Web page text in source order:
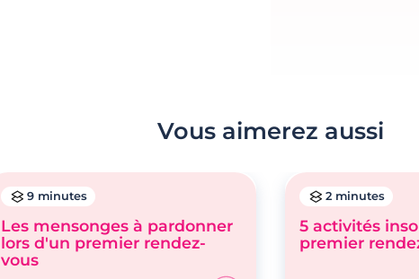
Vous aimerez aussi
9 minutes
Les mensonges à pardonner
lors d'un premier rendez-
vous
2 minutes
5 activités
premier